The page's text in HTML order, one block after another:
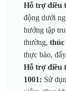
Hỗ trợ điều
động dưới
hướng tập
thường, thúc
thực bào,
Hỗ trợ điều
1001: Sử